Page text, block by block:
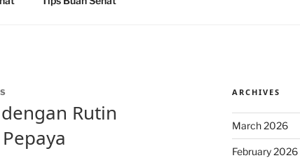
Rutin
ARCHIVES
March 2026
February 2026